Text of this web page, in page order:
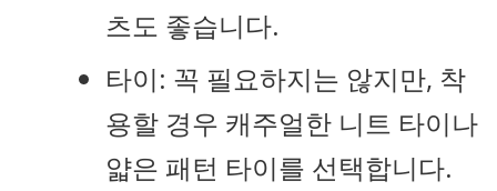
츠도 좋습니다.
타이: 꼭 필요하지는 않지만, 착
용할 경우 캐주얼한 니트 타이나
얇은 패턴 타이를 선택합니다.